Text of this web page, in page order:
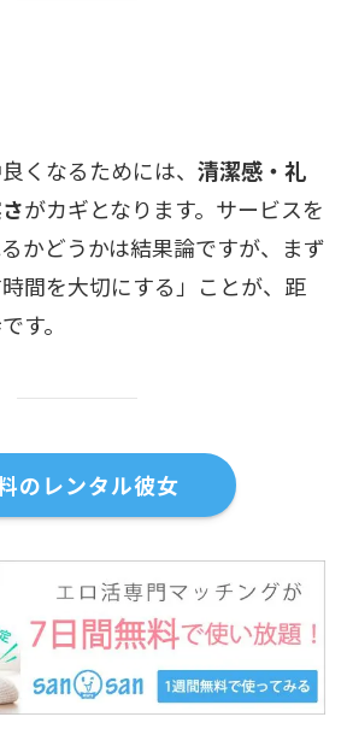
くなるためには、 清潔感・礼
がカギとなります。サービスを
かどうかは結果論ですが、まず
間を大切にする」ことが、距
す。
のレンタル彼女